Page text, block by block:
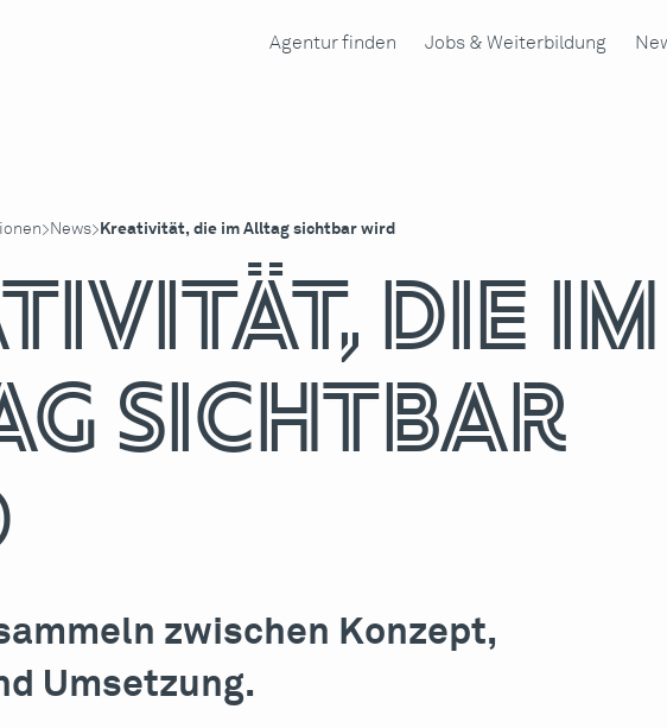
Agentur finden Jobs & Weiterbildung
> News> Kreativität, die im Alltag sichtbar wird
die im
sichtbar
zwischen Konzept,
Umsetzung.